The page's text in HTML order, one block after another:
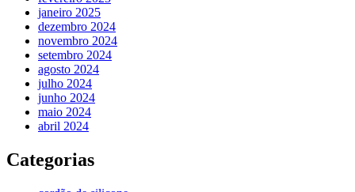
janeiro 2025
dezembro 2024
novembro 2024
setembro 2024
agosto 2024
julho 2024
junho 2024
maio 2024
abril 2024
Categorias